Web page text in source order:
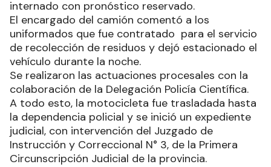
internado con pronóstico reservado.
El encargado del camión comentó a los
uniformados que fue contratado para el servicio
de recolección de residuos y dejó estacionado el
vehículo durante la noche.
Se realizaron las actuaciones procesales con la
colaboración de la Delegación Policía Científica.
A todo esto, la motocicleta fue trasladada hasta
la dependencia policial y se inició un expediente
judicial, con intervención del Juzgado de
Instrucción y Correccional N° 3, de la Primera
Circunscripción Judicial de la provincia.